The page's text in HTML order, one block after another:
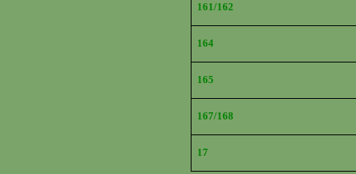
161/162
164
165
167/168
17